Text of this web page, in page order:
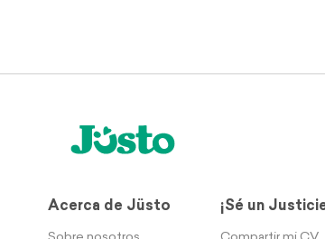
Acerca de Jüsto ¡Sé un